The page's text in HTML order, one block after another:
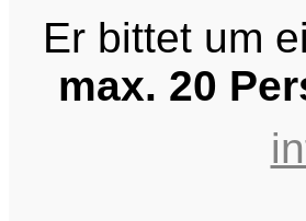
Er bittet um
max. 20